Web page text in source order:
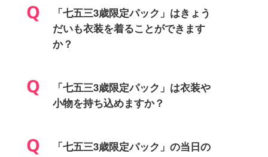
「七五三3歳限定パック」はきょう
だいも衣装を着ることができます
か？
「七五三3歳限定パック」は衣装や
小物を持ち込めますか？
「七五三3歳限定パック」の当日の